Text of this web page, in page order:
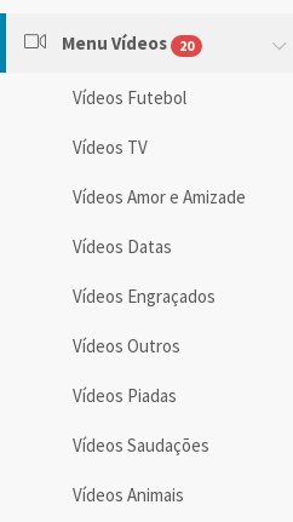
Menu Vídeos 20
Vídeos Futebol
Vídeos TV
Vídeos Amor e Amizade
Vídeos Datas
Vídeos Engraçados
Vídeos Outros
Vídeos Piadas
Vídeos Saudações
Vídeos Animais